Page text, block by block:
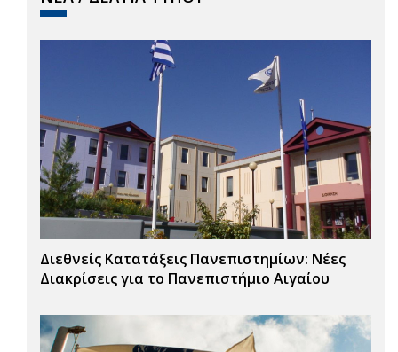
Διεθνείς Κατατάξεις Πανεπιστημίων: Νέες
Διακρίσεις για το Πανεπιστήμιο Αιγαίου